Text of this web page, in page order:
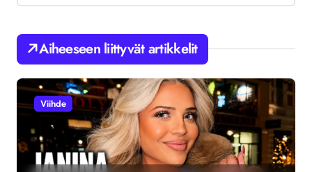
e
s
e
a
Aiheeseen liittyvät artikkelit
Viihde